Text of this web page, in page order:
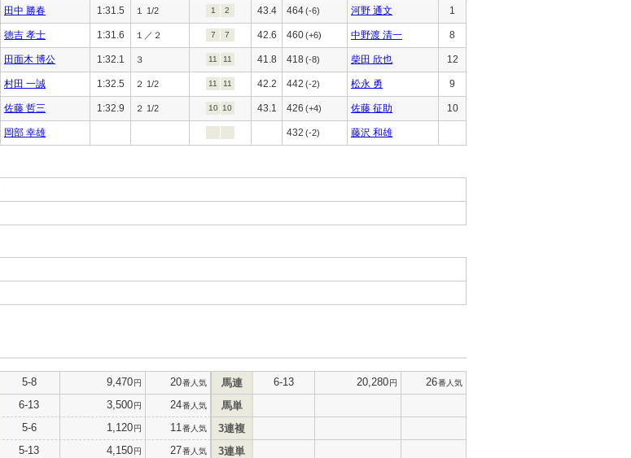
田中 勝春 1:31.5 １ 1/2 1 2 43.4 464(-6) 河野 通文 1
徳吉 孝士 1:31.6 １／２ 7 7 42.6 460(+6) 中野渡 清一 8
田面木 博公 1:32.1 ３ 11 11 41.8 418 (-8) 柴田 欣也 12
村田 一誠 1:32.5 ２ 1/2 11 11 42.2 442 (-2) 松永 勇 9
佐藤 哲三 1:32.9 ２ 1/2 10 10 43.1 426 (+4) 佐藤 征助 10
岡部 幸雄 432 (-2) 藤沢 和雄
5-8 9,470円 20番人気
6-13 3,500円 24番人気
5-6 1,120円 11 番人気
5-13 4,150円 27番人気
馬連 6-13 20,280円 26番人気
馬単
3連複
3連単